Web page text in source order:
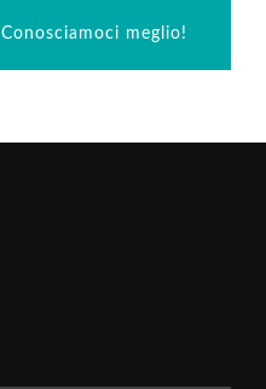
Conosciamoci meglio!